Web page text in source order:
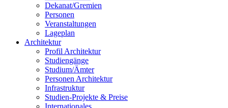
Dekanat/Gremien
Personen
Veranstaltungen
Lageplan
Architektur
Profil Architektur
Studiengänge
Studium/Ämter
Personen Architektur
Infrastruktur
Studien-Projekte & Preise
Internationales